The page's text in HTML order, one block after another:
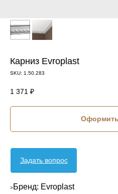
Карниз Evroplast
SKU: 1.50.283
1 371 ₽
Оформить
Задать вопрос
>Бренд: Evroplast